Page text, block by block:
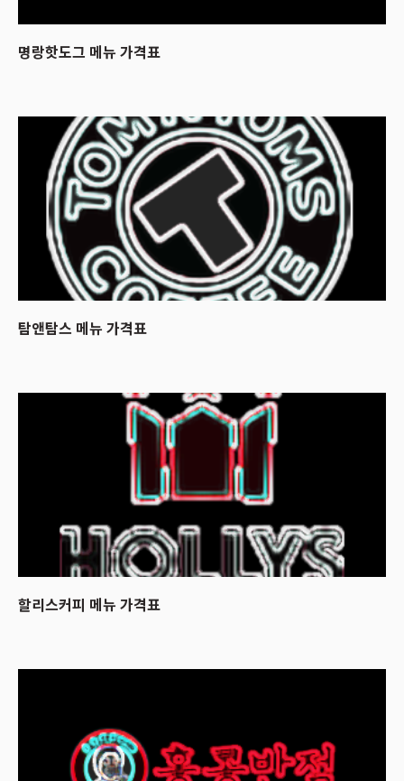
명랑핫도그 메뉴 가격표
탐앤탐스 메뉴 가격표
할리스커피 메뉴 가격표